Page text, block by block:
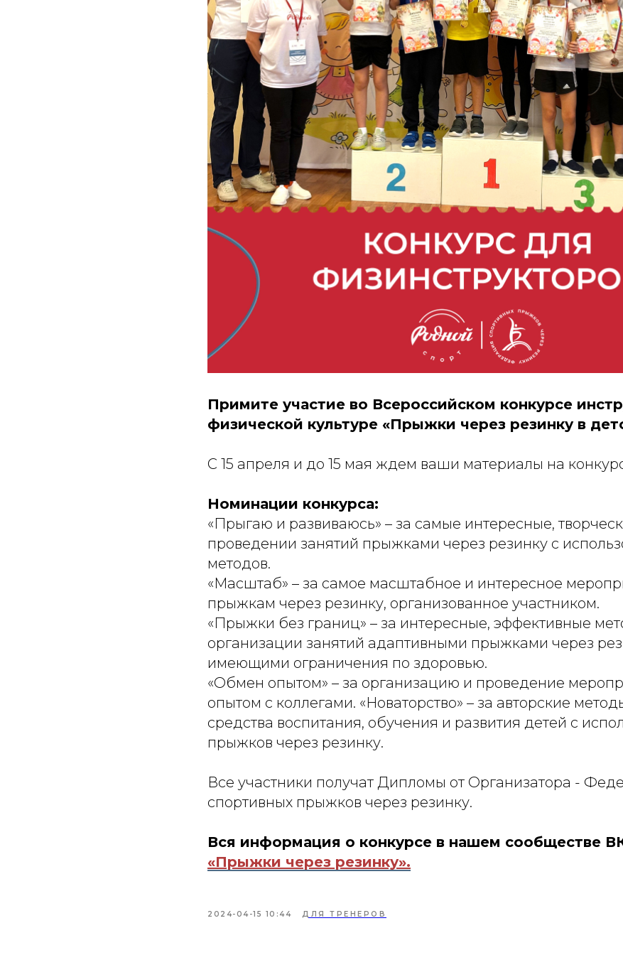
Примите участие во Всероссийском конкурсе
физической культуре «Прыжки через резинку в
С 15 апреля и до 15 мая ждем ваши материалы на
Номинации конкурса:
«Прыгаю и развиваюсь» – за самые интересные,
проведении занятий прыжками через резинку с
методов.
«Масштаб» – за самое масштабное и интересное
прыжкам через резинку, организованное участником.
«Прыжки без границ» – за интересные, эффективные
организации занятий адаптивными прыжками через
имеющими ограничения по здоровью.
«Обмен опытом» – за организацию и проведение
опытом с коллегами. «Новаторство» – за авторские
средства воспитания, обучения и развития детей с
прыжков через резинку.
Все участники получат Дипломы от Организатора -
спортивных прыжков через резинку.
Вся информация о конкурсе в нашем сообществе
«Прыжки через резинку».
2024-04-15 10:44 ДЛЯ ТРЕНЕРОВ